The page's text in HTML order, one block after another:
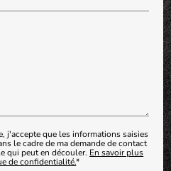
j'accepte que les informations saisies
le cadre de ma demande de contact
qui peut en découler. En savoir plus
de confidentialité.*